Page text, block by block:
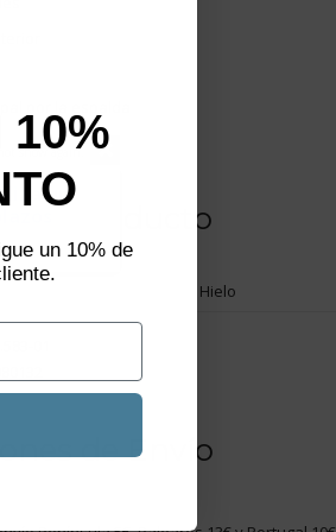
del producto
Hielo
de Envío
not show again.
un
10%
un 10% de